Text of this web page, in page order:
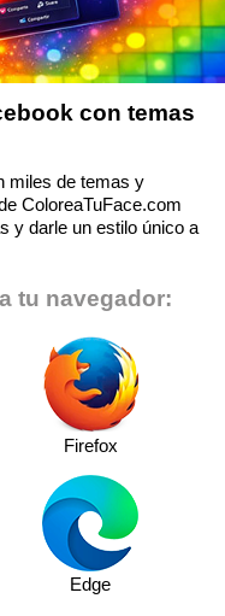
con temas
miles de temas y
ColoreaTuFace.com
y darle un estilo único a
tu navegador:
Firefox
Edge